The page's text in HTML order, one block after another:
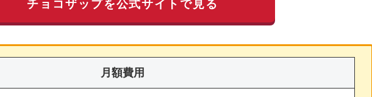
チョコザップを公式サイトで見る
月額費用